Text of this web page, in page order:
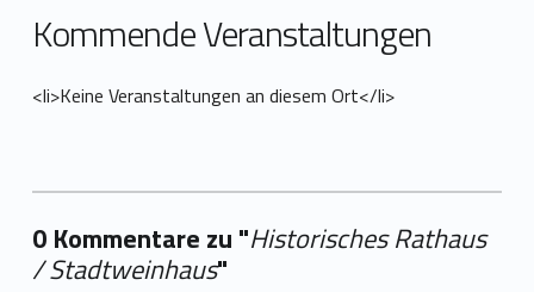
Kommende Veranstaltungen
<li>Keine Veranstaltungen an diesem Ort</li>
0 Kommentare zu "Historisches Rathaus
/ Stadtweinhaus"